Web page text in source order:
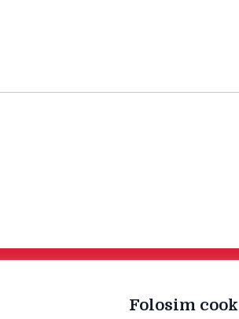
Folosim